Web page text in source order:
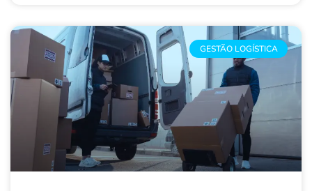
GESTÃO LOGÍSTICA